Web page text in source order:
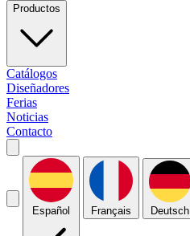
Productos
Catálogos
Diseñadores
Ferias
Noticias
Contacto
Español Français Deutsch